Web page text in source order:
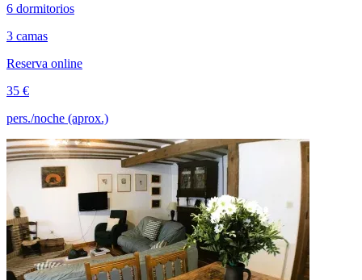
6 dormitorios
3 camas
Reserva online
35 €
pers./noche (aprox.)